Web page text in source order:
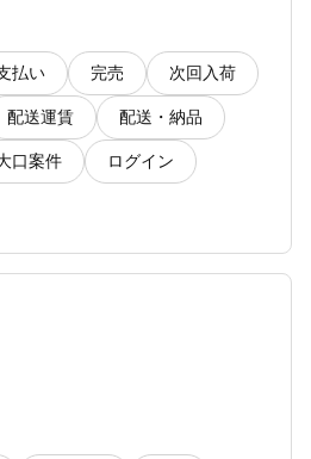
/ランネルウッドAS】屋外に
が注意点はありますか？
見積書に記載の有効期限が切
ェクト】に関するよくある質
払い 完売 次回入荷
配送運賃 配送・納品
口案件 ログイン